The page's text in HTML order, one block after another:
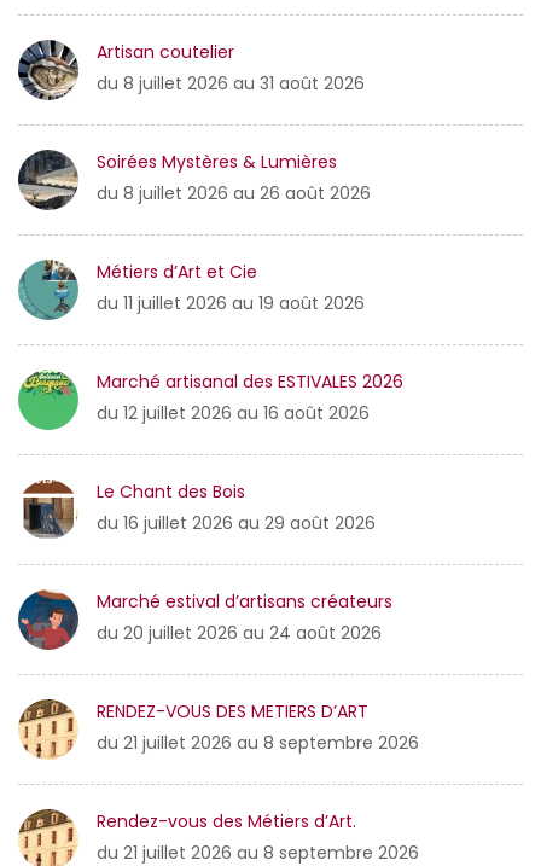
Artisan coutelier
du 8 juillet 2026 au 31 août 2026
Soirées Mystères & Lumières
du 8 juillet 2026 au 26 août 2026
Métiers d’Art et Cie
du 11 juillet 2026 au 19 août 2026
Marché artisanal des ESTIVALES 2026
du 12 juillet 2026 au 16 août 2026
Le Chant des Bois
du 16 juillet 2026 au 29 août 2026
Marché estival d’artisans créateurs
du 20 juillet 2026 au 24 août 2026
RENDEZ-VOUS DES METIERS D’ART
du 21 juillet 2026 au 8 septembre 2026
Rendez-vous des Métiers d’Art.
du 21 juillet 2026 au 8 septembre 2026